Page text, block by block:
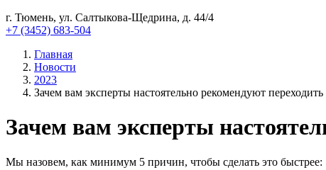
г. Тюмень, ул. Салтыкова-Щедрина, д. 44/4
+7 (3452) 683-504
Главная
Новости
2023
Зачем вам эксперты настоятельно рекомендуют
Зачем вам эксперты
Мы назовем, как минимум 5 причин, чтобы сделать это быстрее: